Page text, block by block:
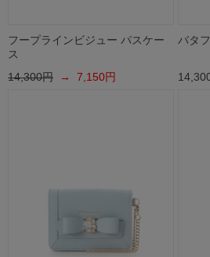
フープラインビジュー パスケー
ス
14,300円 → 7,150円
バタ